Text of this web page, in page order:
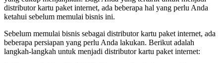
distributor kartu paket internet, ada beberapa hal yang perlu Anda
ketahui sebelum memulai bisnis ini.
Sebelum memulai bisnis sebagai distributor kartu paket internet, ada
beberapa persiapan yang perlu Anda lakukan. Berikut adalah
langkah-langkah untuk menjadi distributor kartu paket internet: